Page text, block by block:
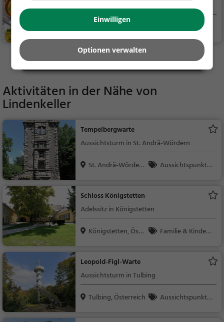
Restaurant in St. Andrä-Wördern
St. Andrä-Wörder
n, Ö...
Restaurant, Aben
dessen, Mittagessen
Mehr Gaststätten in St. Andrä-Wördern finden
Aktivitäten in der Nähe von
Lindenkeller
Tempelbergwarte
Aussichtsturm in St. Andrä-Wördern
St. Andrä-Wörder
Aussichtspunkt, F
Schloss Königstetten
Adelssitz in Königstetten
Königstetten, Öste
Familie & Kinder,
Leopold-Figl-Warte
Aussichtsturm in Tulbing
Tulbing, Österreich
Aussichtspunkt, F
Einwilligen
Optionen verwalten